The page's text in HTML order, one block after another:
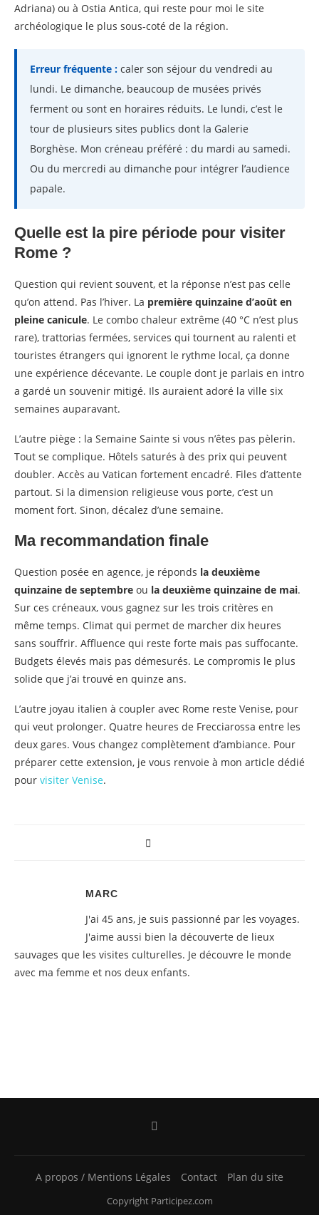
Adriana) ou à Ostia Antica, qui reste pour moi le site
archéologique le plus sous-coté de la région.
Erreur fréquente : caler son séjour du vendredi au
lundi. Le dimanche, beaucoup de musées privés
ferment ou sont en horaires réduits. Le lundi, c’est le
tour de plusieurs sites publics dont la Galerie
Borghèse. Mon créneau préféré : du mardi au samedi.
Ou du mercredi au dimanche pour intégrer l’audience
papale.
Quelle est la pire période pour visiter
Rome ?
Question qui revient souvent, et la réponse n’est pas celle
qu’on attend. Pas l’hiver. La première quinzaine d’août en
pleine canicule. Le combo chaleur extrême (40 °C n’est plus
rare), trattorias fermées, services qui tournent au ralenti et
touristes étrangers qui ignorent le rythme local, ça donne
une expérience décevante. Le couple dont je parlais en intro
a gardé un souvenir mitigé. Ils auraient adoré la ville six
semaines auparavant.
L’autre piège : la Semaine Sainte si vous n’êtes pas pèlerin.
Tout se complique. Hôtels saturés à des prix qui peuvent
doubler. Accès au Vatican fortement encadré. Files d’attente
partout. Si la dimension religieuse vous porte, c’est un
moment fort. Sinon, décalez d’une semaine.
Ma recommandation finale
Question posée en agence, je réponds la deuxième
quinzaine de septembre ou la deuxième quinzaine de mai.
Sur ces créneaux, vous gagnez sur les trois critères en
même temps. Climat qui permet de marcher dix heures
sans souffrir. Affluence qui reste forte mais pas suffocante.
Budgets élevés mais pas démesurés. Le compromis le plus
solide que j’ai trouvé en quinze ans.
L’autre joyau italien à coupler avec Rome reste Venise, pour
qui veut prolonger. Quatre heures de Frecciarossa entre les
deux gares. Vous changez complètement d’ambiance. Pour
préparer cette extension, je vous renvoie à mon article dédié
pour visiter Venise.
MARC
J'ai 45 ans, je suis passionné par les voyages.
J'aime aussi bien la découverte de lieux
sauvages que les visites culturelles. Je découvre le monde
avec ma femme et nos deux enfants.
A propos / Mentions Légales Contact Plan du site
Copyright Participez.com